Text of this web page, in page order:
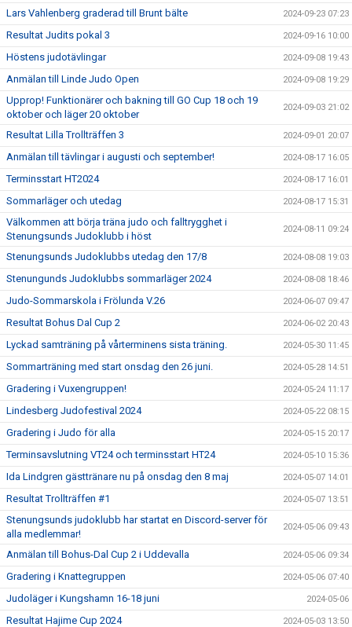
Lars Vahlenberg graderad till Brunt bälte 2024-09-23 07:23
Resultat Judits pokal 3 2024-09-16 10:00
Höstens judotävlingar 2024-09-08 19:43
Anmälan till Linde Judo Open 2024-09-08 19:29
Upprop! Funktionärer och bakning till GO Cup 18 och 19
oktober och läger 20 oktober
2024-09-03 21:02
Resultat Lilla Trollträffen 3 2024-09-01 20:07
Anmälan till tävlingar i augusti och september! 2024-08-17 16:05
Terminsstart HT2024 2024-08-17 16:01
Sommarläger och utedag 2024-08-17 15:31
Välkommen att börja träna judo och falltrygghet i
Stenungsunds Judoklubb i höst
2024-08-11 09:24
Stenungsunds Judoklubbs utedag den 17/8 2024-08-08 19:03
Stenungunds Judoklubbs sommarläger 2024 2024-08-08 18:46
Judo-Sommarskola i Frölunda V.26 2024-06-07 09:47
Resultat Bohus Dal Cup 2 2024-06-02 20:43
Lyckad samträning på vårterminens sista träning. 2024-05-30 11:45
Sommarträning med start onsdag den 26 juni. 2024-05-28 14:51
Gradering i Vuxengruppen! 2024-05-24 11:17
Lindesberg Judofestival 2024 2024-05-22 08:15
Gradering i Judo för alla 2024-05-15 20:17
Terminsavslutning VT24 och terminsstart HT24 2024-05-10 15:36
Ida Lindgren gästtränare nu på onsdag den 8 maj 2024-05-07 14:01
Resultat Trollträffen #1 2024-05-07 13:51
Stenungsunds judoklubb har startat en Discord-server för
alla medlemmar!
2024-05-06 09:43
Anmälan till Bohus-Dal Cup 2 i Uddevalla 2024-05-06 09:34
Gradering i Knattegruppen 2024-05-06 07:40
Judoläger i Kungshamn 16-18 juni 2024-05-06
Resultat Hajime Cup 2024 2024-05-03 13:50